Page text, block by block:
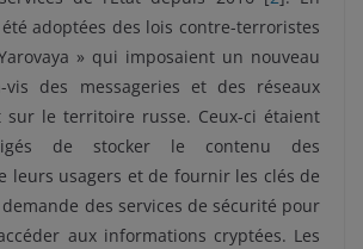
adoptées des lois contre-terroristes
» qui imposaient un nouveau
vis des messageries et des réseaux
sur le territoire russe. Ceux-ci étaient
de stocker le contenu des
leurs usagers et de fournir les clés de
des services de sécurité pour
aux informations cryptées. Les